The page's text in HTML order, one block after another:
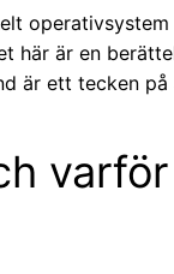
här är en
är ett tecken